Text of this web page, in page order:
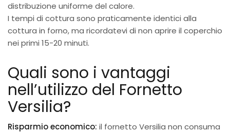
distribuzione uniforme del calore.
I tempi di cottura sono praticamente identici alla
cottura in forno, ma ricordatevi di non aprire il coperchio
nei primi 15-20 minuti.
Quali sono i vantaggi
nell’utilizzo del Fornetto
Versilia?
Risparmio economico: il fornetto Versilia non consuma